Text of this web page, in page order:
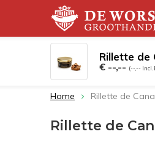
Kies een categorie
Home Rillette de
Rillette de
Rillette de
€ --,-- (--,-- Incl.